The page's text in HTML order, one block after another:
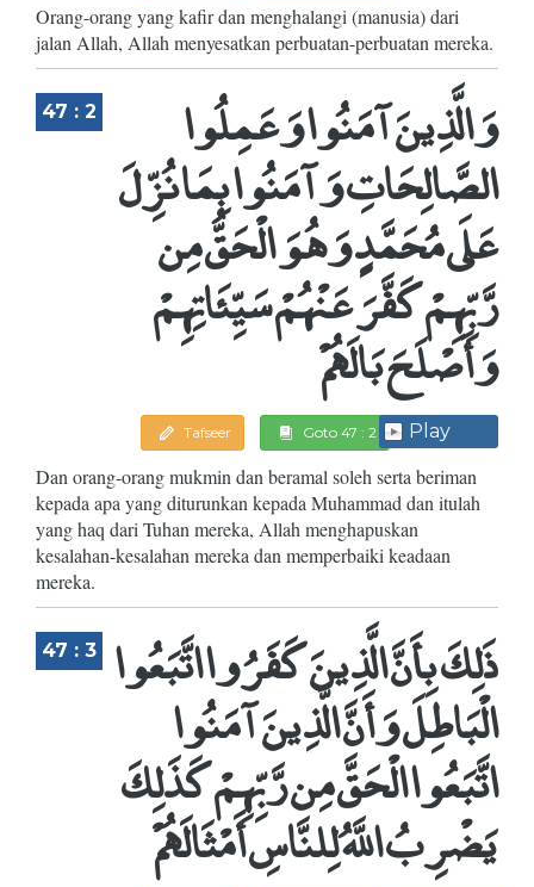
Orang-orang yang kafir dan menghalangi (manusia) dari
jalan Allah, Allah menyesatkan perbuatan-perbuatan mereka.
47 : 2 وَالَّذِينَ آمَنُوا وَعَمِلُوا
الصَّالِحَاتِ وَآمَنُوا بِمَا نُزِّلَ
عَلَى مُحَمَّدٍ وَهُوَ الْحَقُّ مِن
رَّبِّهِمْ كَفَّرَ عَنْهُمْ سَيِّئَاتِهِمْ
وَأَصْلَحَ بَالَهُمْ
Tafseer Goto 47 : 2 Play
Dan orang-orang mukmin dan beramal soleh serta beriman
kepada apa yang diturunkan kepada Muhammad dan itulah
yang haq dari Tuhan mereka, Allah menghapuskan
kesalahan-kesalahan mereka dan memperbaiki keadaan
mereka.
47 : 3 ذَلِكَ بِأَنَّ الَّذِينَ كَفَرُوا اتَّبَعُوا
الْبَاطِلَ وَأَنَّ الَّذِينَ آمَنُوا
اتَّبَعُوا الْحَقَّ مِن رَّبِّهِمْ كَذَلِكَ
يَضْرِبُ اللَّهُ لِلنَّاسِ أَمْثَالَهُمْ